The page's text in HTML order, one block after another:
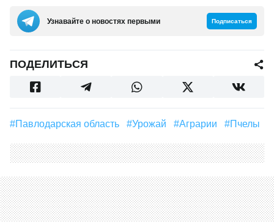
Узнавайте о новостях первыми Подписаться
ПОДЕЛИТЬСЯ
#Павлодарская область #урожай #аграрии #Пчелы